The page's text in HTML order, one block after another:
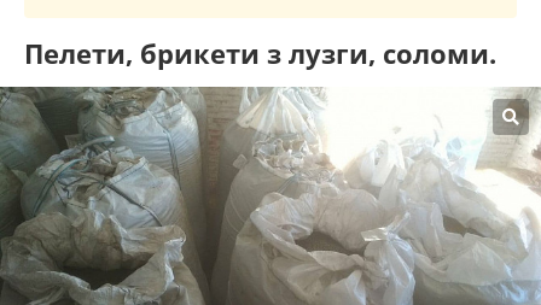
Пелети, брикети з лузги, соломи.